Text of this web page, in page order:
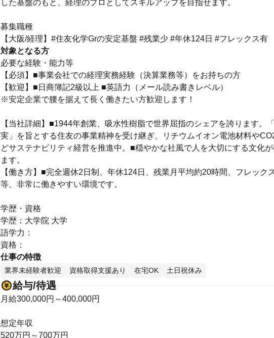
した基盤のもと、経理のプロとしてスキルアップを目指せます。
募集職種
【大阪/経理】#住友化学Grの安定基盤 #残業少 #年休124日 #フレックス有
対象となる方
必要な経験・能力等
【必須】■事業会社での経理実務経験（決算業務等）をお持ちの方
【歓迎】■日商簿記2級以上 ■英語力（メール読み書きレベル）
※安定企業で腰を据えて長く働きたい方歓迎します！
【当社詳細】■1944年創業、吸水性樹脂で世界屈指のシェアを誇ります。
実」を旨とする住友の事業精神を受け継ぎ、リチウムイオン電池材料や
どサステナビリティ経営を推進中。■穏やかな社風で人を大切にする文化
ます。
【働き方】■完全週休2日制、年休124日、残業月平均約20時間、フレック
等、非常に働きやすい環境です。
学歴・資格
学歴：大学院 大学
語学力：
資格：
仕事の特徴
業界未経験者歓迎 資格取得支援あり 在宅OK 土日祝休み
給与/待遇
月給300,000円～400,000円
想定年収
520万円～700万円